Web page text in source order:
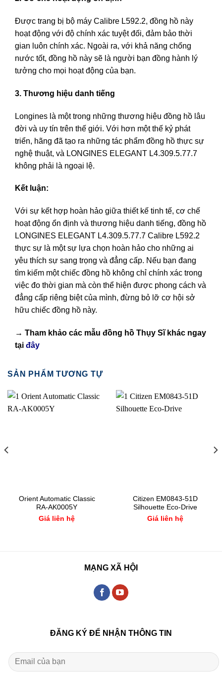
Được trang bị bộ máy Calibre L592.2, đồng hồ này
hoạt động với độ chính xác tuyệt đối, đảm bảo thời
gian luôn chính xác. Ngoài ra, với khả năng chống
nước tốt, đồng hồ này sẽ là người bạn đồng hành lý
tưởng cho mọi hoạt động của bạn.
3. Thương hiệu danh tiếng
Longines là một trong những thương hiệu đồng hồ lâu
đời và uy tín trên thế giới. Với hơn một thế kỷ phát
triển, hãng đã tạo ra những tác phẩm đồng hồ thực sự
nghệ thuật, và LONGINES ELEGANT L4.309.5.77.7
không phải là ngoại lệ.
Kết luận:
Với sự kết hợp hoàn hảo giữa thiết kế tinh tế, cơ chế
hoạt động ổn định và thương hiệu danh tiếng, đồng hồ
LONGINES ELEGANT L4.309.5.77.7 Calibre L592.2
thực sự là một sự lựa chọn hoàn hảo cho những ai
yêu thích sự sang trọng và đẳng cấp. Nếu bạn đang
tìm kiếm một chiếc đồng hồ không chỉ chính xác trong
việc đo thời gian mà còn thể hiện được phong cách và
đẳng cấp riêng biệt của mình, đừng bỏ lỡ cơ hội sở
hữu chiếc đồng hồ này.
→ Tham khảo các mẫu đồng hồ Thụy Sĩkhác ngay
tại đây
SẢN PHẨM TƯƠNG TỰ
Orient Automatic Classic
RA-AK0005Y
Giá liên hệ
Citizen EM0843-51D
Silhouette Eco-Drive
Giá liên hệ
MẠNG XÃ HỘI
ĐĂNG KÝ ĐỂ NHẬN THÔNG TIN